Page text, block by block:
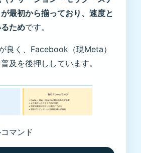
最初から揃っており、速度と
ためです。
良く、Facebook（現Meta）
及を後押ししています。
マンド